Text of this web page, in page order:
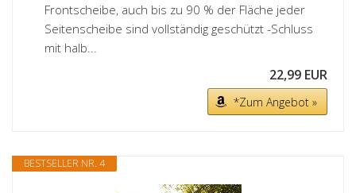
Frontscheibe, auch bis zu 90 % der Fläche jeder
Seitenscheibe sind vollständig geschützt -Schluss
mit halb...
22,99 EUR
*Zum Angebot »
BESTSELLER NR. 4